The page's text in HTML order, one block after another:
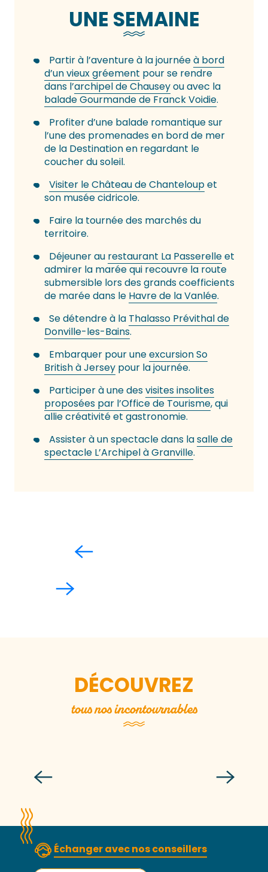
UNE SEMAINE
Partir à l’aventure à la journéeà bord
d’un vieux gréement pour se rendre
dans l’archipel de Chauseyou avec la
balade Gourmande de Franck Voidie.
Profiter d’une balade romantique sur
l’une des promenades en bord de mer
de la Destination en regardant le
coucher du soleil.
Visiter le Château de Chanteloupet
son musée cidricole.
Faire la tournée des marchés du
territoire.
Déjeuner au restaurant La Passerelleet
admirer la marée qui recouvre la route
submersible lors des grands coefficients
de marée dans le Havre de la Vanlée.
Se détendre à la Thalasso Prévithal de
Donville-les-Bains.
Embarquer pour uneexcursion So
British à Jersey pour la journée.
Participer à une desvisites insolites
proposées par l’Office de Tourisme, qui
allie créativité et gastronomie.
Assister à un spectacle dans lasalle de
spectacle L’Archipel à Granville.
DÉCOUVREZ
tous nos incontournables
Échanger avec nos conseillers